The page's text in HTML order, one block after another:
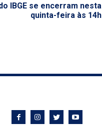
IBGE se encerram nesta
quinta-feira às 14h